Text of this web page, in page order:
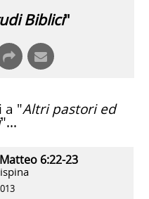
Biblici"
a "Altri pastori ed
"...
6:22-23